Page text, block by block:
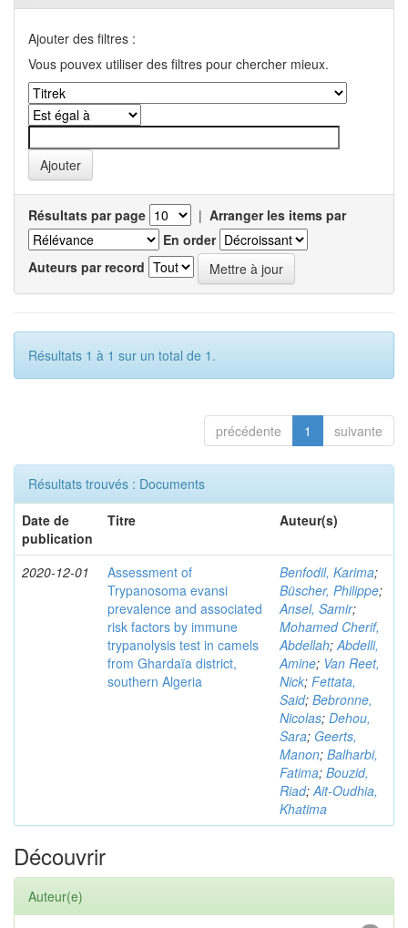
Ajouter des filtres :
Vous pouvex utiliser des filtres pour chercher mieux.
Résultats par page | Arranger les items par
En order
Auteurs par record
Résultats 1 à 1 sur un total de 1.
précédente 1 suivante
Résultats trouvés : Documents
Date de
publication
Titre Auteur(s)
2020-12-01
Assessment of
Trypanosoma evansi
prevalence and associated
risk factors by immune
trypanolysis test in camels
from Ghardaïa district,
southern Algeria
Benfodil, Karima;
Büscher, Philippe;
Ansel, Samir;
Mohamed Cherif,
Abdellah;Abdelli,
Amine; Van Reet,
Nick; Fettata,
Said; Bebronne,
Nicolas; Dehou,
Sara; Geerts,
Manon; Balharbi,
Fatima; Bouzid,
Riad;Ait-Oudhia,
Khatima
Découvrir
Auteur(e)